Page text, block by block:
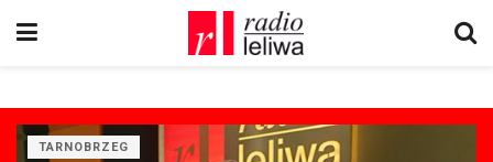
TARNOBRZEG